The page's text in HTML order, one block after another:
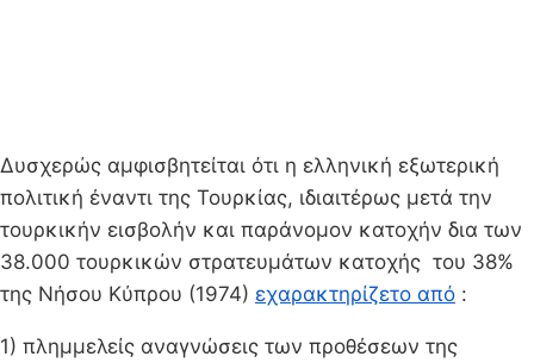
Δυσχερώς αμφισβητείται ότι η ελληνική εξωτερική
πολιτική έναντι της Τουρκίας, ιδιαιτέρως μετά την
τουρκικήν εισβολήν και παράνομον κατοχήν δια των
38.000 τουρκικών στρατευμάτων κατοχής του 38%
της Νήσου Κύπρου (1974) εχαρακτηρίζετο από :
1) πλημμελείς αναγνώσεις των προθέσεων της